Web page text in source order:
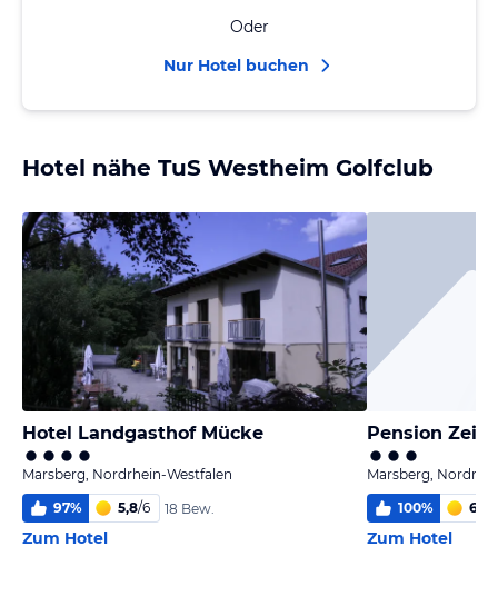
Oder
Nur Hotel buchen
Hotel nähe TuS Westheim Golfclub
Hotel Landgasthof Mücke
Marsberg, Nordrhein-Westfalen
97% 5,8/6 18 Bew.
Zum Hotel
Pension
Marsberg,
100% 6,0
Zum Hotel